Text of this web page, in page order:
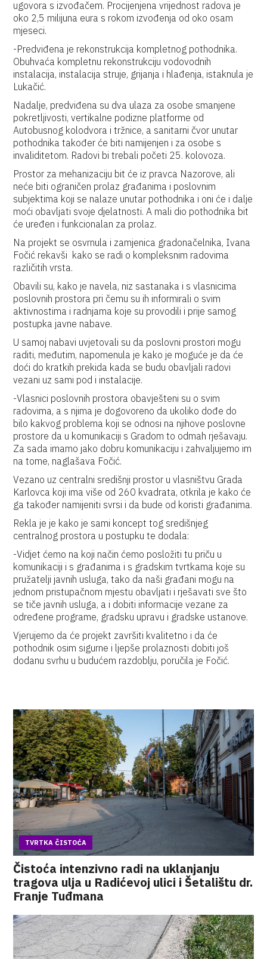
ugovora s izvođačem. Procijenjena vrijednost radova je
oko 2,5 milijuna eura s rokom izvođenja od oko osam
mjeseci.
-Predviđena je rekonstrukcija kompletnog pothodnika.
Obuhvaća kompletnu rekonstrukciju vodovodnih
instalacija, instalacija struje, grijanja i hlađenja, istaknula je
Lukačić.
Nadalje, predviđena su dva ulaza za osobe smanjene
pokretljivosti, vertikalne podizne platforme od
Autobusnog kolodvora i tržnice, a sanitarni čvor unutar
pothodnika također će biti namijenjen i za osobe s
invaliditetom. Radovi bi trebali početi 25. kolovoza.
Prostor za mehanizaciju bit će iz pravca Nazorove, ali
neće biti ograničen prolaz građanima i poslovnim
subjektima koji se nalaze unutar pothodnika i oni će i dalje
moći obavljati svoje djelatnosti. A mali dio pothodnika bit
će uređen i funkcionalan za prolaz.
Na projekt se osvrnula i zamjenica gradonačelnika, Ivana
Fočić rekavši kako se radi o kompleksnim radovima
različitih vrsta.
Obavili su, kako je navela, niz sastanaka i s vlasnicima
poslovnih prostora pri čemu su ih informirali o svim
aktivnostima i radnjama koje su provodili i prije samog
postupka javne nabave.
U samoj nabavi uvjetovali su da poslovni prostori mogu
raditi, međutim, napomenula je kako je moguće je da će
doći do kratkih prekida kada se budu obavljali radovi
vezani uz sami pod i instalacije.
-Vlasnici poslovnih prostora obavješteni su o svim
radovima, a s njima je dogovoreno da ukoliko dođe do
bilo kakvog problema koji se odnosi na njihove poslovne
prostore da u komunikaciji s Gradom to odmah rješavaju.
Za sada imamo jako dobru komunikaciju i zahvaljujemo im
na tome, naglašava Fočić.
Vezano uz centralni središnji prostor u vlasništvu Grada
Karlovca koji ima više od 260 kvadrata, otkrila je kako će
ga također namijeniti svrsi i da bude od koristi građanima.
Rekla je je kako je sami koncept tog središnjeg
centralnog prostora u postupku te dodala:
-Vidjet ćemo na koji način ćemo posložiti tu priču u
komunikaciji i s građanima i s gradskim tvrtkama koje su
pružatelji javnih usluga, tako da naši građani mogu na
jednom pristupačnom mjestu obavljati i rješavati sve što
se tiče javnih usluga, a i dobiti informacije vezane za
određene programe, gradsku upravu i gradske ustanove.
Vjerujemo da će projekt završiti kvalitetno i da će
pothodnik osim sigurne i ljepše prolaznosti dobiti još
dodanu svrhu u budućem razdoblju, poručila je Fočić.
TVRTKA ČISTOĆA
Čistoća intenzivno radi na uklanjanju
tragova ulja u Radićevoj ulici i Šetalištu dr.
Franje Tuđmana